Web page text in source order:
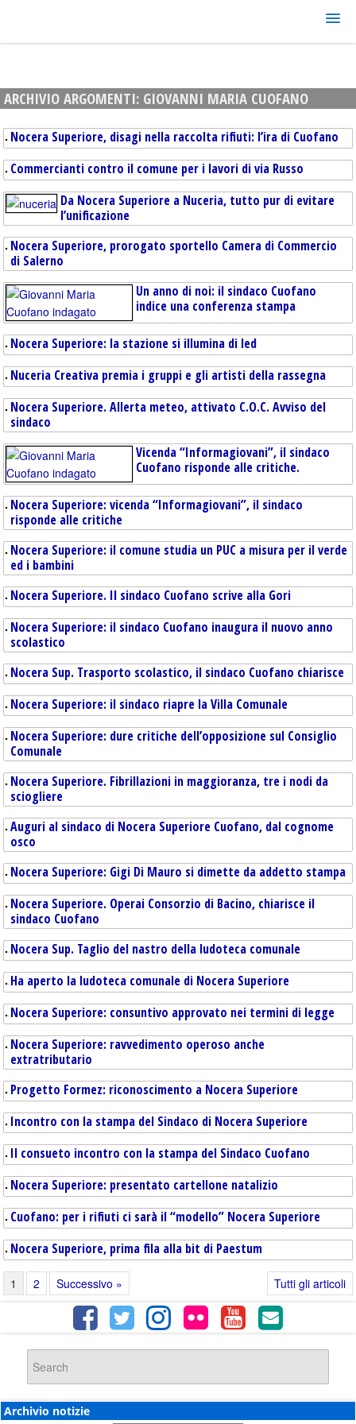
ARCHIVIO ARGOMENTI: GIOVANNI MARIA CUOFANO
Nocera Superiore, disagi nella raccolta rifiuti: l’ira di Cuofano
Commercianti contro il comune per i lavori di via Russo
Da Nocera Superiore a Nuceria, tutto pur di evitare
l’unificazione
Nocera Superiore, prorogato sportello Camera di Commercio
di Salerno
Un anno di noi: il sindaco Cuofano
indice una conferenza stampa
Nocera Superiore: la stazione si illumina di led
Nuceria Creativa premia i gruppi e gli artisti della rassegna
Nocera Superiore. Allerta meteo, attivato C.O.C. Avviso del
sindaco
Vicenda “Informagiovani”, il sindaco
Cuofano risponde alle critiche.
Nocera Superiore: vicenda “Informagiovani”, il sindaco
risponde alle critiche
Nocera Superiore: il comune studia un PUC a misura per il verde
ed i bambini
Nocera Superiore. Il sindaco Cuofano scrive alla Gori
Nocera Superiore: il sindaco Cuofano inaugura il nuovo anno
scolastico
Nocera Sup. Trasporto scolastico, il sindaco Cuofano chiarisce
Nocera Superiore: il sindaco riapre la Villa Comunale
Nocera Superiore: dure critiche dell’opposizione sul Consiglio
Comunale
Nocera Superiore. Fibrillazioni in maggioranza, tre i nodi da
sciogliere
Auguri al sindaco di Nocera Superiore Cuofano, dal cognome
osco
Nocera Superiore: Gigi Di Mauro si dimette da addetto stampa
Nocera Superiore. Operai Consorzio di Bacino, chiarisce il
sindaco Cuofano
Nocera Sup. Taglio del nastro della ludoteca comunale
Ha aperto la ludoteca comunale di Nocera Superiore
Nocera Superiore: consuntivo approvato nei termini di legge
Nocera Superiore: ravvedimento operoso anche
extratributario
Progetto Formez: riconoscimento a Nocera Superiore
Incontro con la stampa del Sindaco di Nocera Superiore
Il consueto incontro con la stampa del Sindaco Cuofano
Nocera Superiore: presentato cartellone natalizio
Cuofano: per i rifiuti ci sarà il “modello” Nocera Superiore
Nocera Superiore, prima fila alla bit di Paestum
1 2 Successivo » Tutti gli articoli
Archivio notizie